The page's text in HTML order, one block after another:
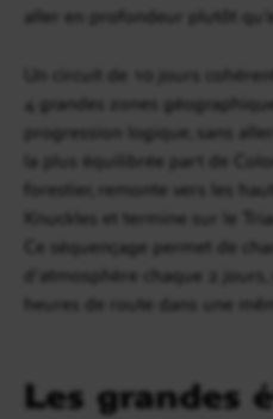
aller en profondeur plutôt
Un circuit de 10 jours
4 grandes zones
progression logique, sans
la plus équilibrée part de
forestier, remonte vers les
Knuckles et termine sur le
Ce séquençage permet de
d’atmosphère chaque 2
heures de route dans une
Les grandes